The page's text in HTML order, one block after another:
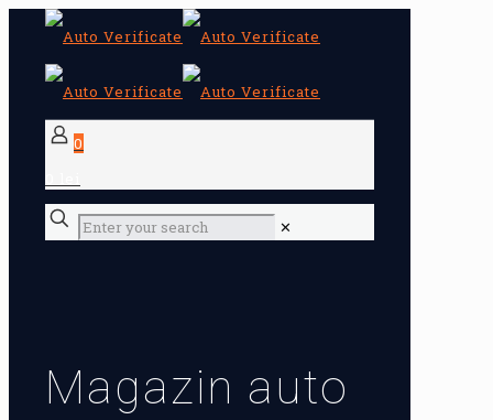
0
✕
Magazin auto